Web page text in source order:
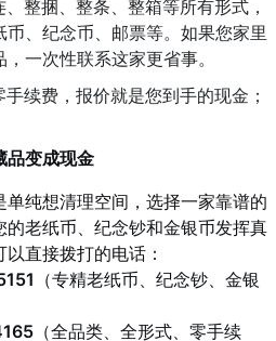
、整捆、整条、整箱等所有形式，
、纪念币、邮票等。如果您家里
一次性联系这家更省事。
手续费，报价就是您到手的现金；
品变成现金
纯想清理空间，选择一家靠谱的
老纸币、纪念钞和金银币发挥真
直接拨打的电话：
（专精老纸币、纪念钞、金银
（全品类、全形式、零手续